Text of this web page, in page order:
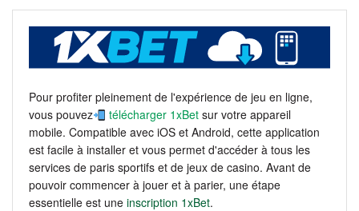
Pour profiter pleinement de l'expérience de jeu en ligne,
vous pouvez
télécharger 1xBet sur votre appareil
mobile. Compatible avec iOS et Android, cette application
est facile à installer et vous permet d'accéder à tous les
services de paris sportifs et de jeux de casino. Avant de
pouvoir commencer à jouer et à parier, une étape
essentielle est une inscription 1xBet.